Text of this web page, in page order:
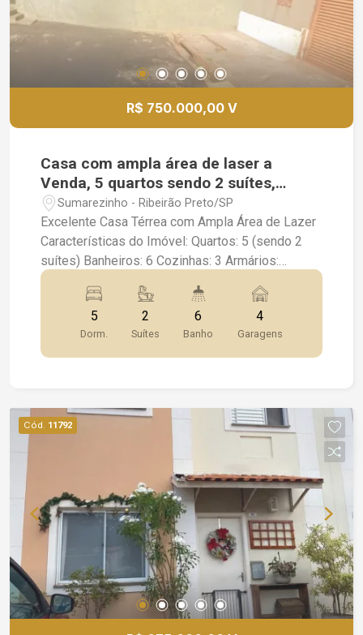
R$ 750.000,00 V
Casa com ampla área de laser a
Venda, 5 quartos sendo 2 suítes,
349M² de Construção.
Sumarezinho - Ribeirão Preto/SP
Excelente Casa Térrea com Ampla Área de Lazer
Características do Imóvel: Quartos: 5 (sendo 2
suítes) Banheiros: 6 Cozinhas: 3 Armários:
Disponíveis Piscina: Sim Churrasqueira: Sim Ar
Condicionado: Sim Ventiladores: Incluídos Canil:
Sim Portão Automatizado: Sim Box: Blindex
Chuveiros: Inclusos Iluminação: Adequada
Espelhos: Disponíveis Desfrute de um ambiente
e agradável. A casa conta com uma excelente
área de lazer, ideal para receber amigos e família.
Para mais informações ou agendar uma visita,
5
Dorm.
2
Suítes
6
Banho
4
Garagens
Cód. 11792